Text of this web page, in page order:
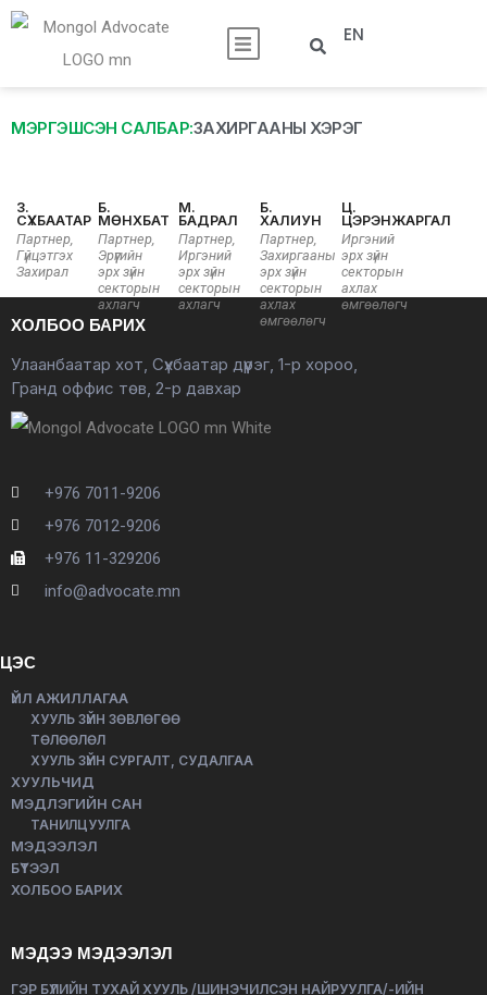
EN
МЭРГЭШСЭН САЛБАР:ЗАХИРГААНЫ ХЭРЭГ
З.
СҮХБААТАР
Партнер,
Гүйцэтгэх
Захирал
Б.
МӨНХБАТ
Партнер,
Эрүүгийн
эрх зүйн
секторын
ахлагч
М.
БАДРАЛ
Партнер,
Иргэний
эрх зүйн
секторын
ахлагч
Б.
ХАЛИУН
Партнер,
Захиргааны
эрх зүйн
секторын
ахлах
өмгөөлөгч
Ц.
ЦЭРЭНЖАРГАЛ
Иргэний
эрх зүйн
секторын
ахлах
өмгөөлөгч
ХОЛБОО БАРИХ
Улаанбаатар хот, Сүхбаатар дүүрэг, 1-р хороо,
Гранд оффис төв, 2-р давхар
+976 7011-9206
+976 7012-9206
+976 11-329206
info@advocate.mn
ЦЭС
ҮЙЛ АЖИЛЛАГАА
ХУУЛЬ ЗҮЙН ЗӨВЛӨГӨӨ
ТӨЛӨӨЛӨЛ
ХУУЛЬ ЗҮЙН СУРГАЛТ, СУДАЛГАА
ХУУЛЬЧИД
МЭДЛЭГИЙН САН
ТАНИЛЦУУЛГА
МЭДЭЭЛЭЛ
БҮТЭЭЛ
ХОЛБОО БАРИХ
МЭДЭЭ МЭДЭЭЛЭЛ
ГЭР БҮЛИЙН ТУХАЙ ХУУЛЬ /ШИНЭЧИЛСЭН НАЙРУУЛГА/-ИЙН